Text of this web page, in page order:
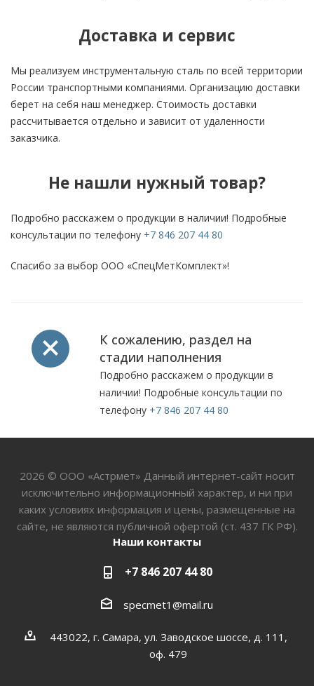
Доставка и сервис
Мы реализуем инструментальную сталь по всей территории
России транспортными компаниями. Организацию доставки
берет на себя наш менеджер. Стоимость доставки
рассчитывается отдельно и зависит от удаленности
заказчика.
Не нашли нужный товар?
Подробно расскажем о продукции в наличии! Подробные
консультации по телефону +7 846 207 44 80
Спасибо за выбор ООО «СпецМетКомплект»!
К сожалению, раздел на
стадии наполнения
Подробно расскажем о продукции в
наличии! Подробные консультации по
телефону +7 846 207 44 80
2026 © ООО «Астрмет» Данный интернет-сайт носит
исключительно информационный характер, и ни при
каких условиях информация и цены, размещенные на
сайте, не являются публичной офертой (ст. 437 ГК РФ).
Наши контакты
+7 846 207 44 80
specmet1@mail.ru
443022, г. Самара, ул. Заводское шоссе, д. 111,
оф. 479